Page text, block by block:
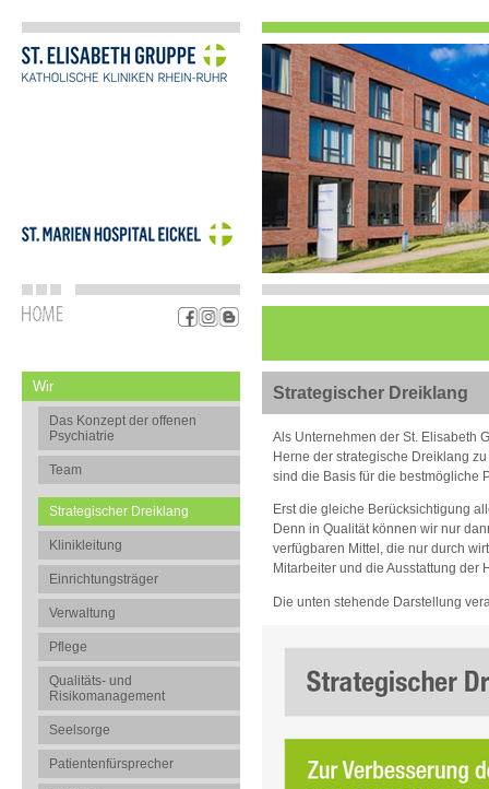
Wir
Das Konzept der offenen
Psychiatrie
Team
Strategischer Dreiklang
Klinikleitung
Einrichtungsträger
Verwaltung
Pflege
Qualitäts- und
Risikomanagement
Seelsorge
Patientenfürsprecher
Strategischer Dreiklang
Als Unternehmen der St. Elisabeth
Herne der strategische Dreiklang
sind die Basis für die bestmögliche
Erst die gleiche Berücksichtigung
Denn in Qualität können wir nur
verfügbaren Mittel, die nur durch
Mitarbeiter und die Ausstattung der
Die unten stehende Darstellung